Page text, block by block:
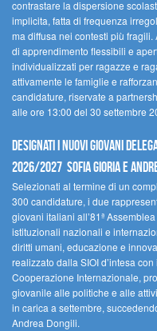
contrastare la dispersione
implicita, fatta di frequenza
ma diffusa nei contesti più fragili.
di apprendimento flessibili e
individualizzati per ragazze e
attivamente le famiglie e
candidature, riservate a
alle ore 13:00 del 30 settembre
Designati i nuovi Giovani
2026/2027 Sofia Gioria e
Selezionati al termine di un
300 candidature, i due
giovani italiani all’81ª
istituzionali nazionali e
diritti umani, educazione e
realizzato dalla SIOI d’intesa
Cooperazione Internazionale,
giovanile alle politiche e alle
in carica a settembre,
Andrea Dongili.